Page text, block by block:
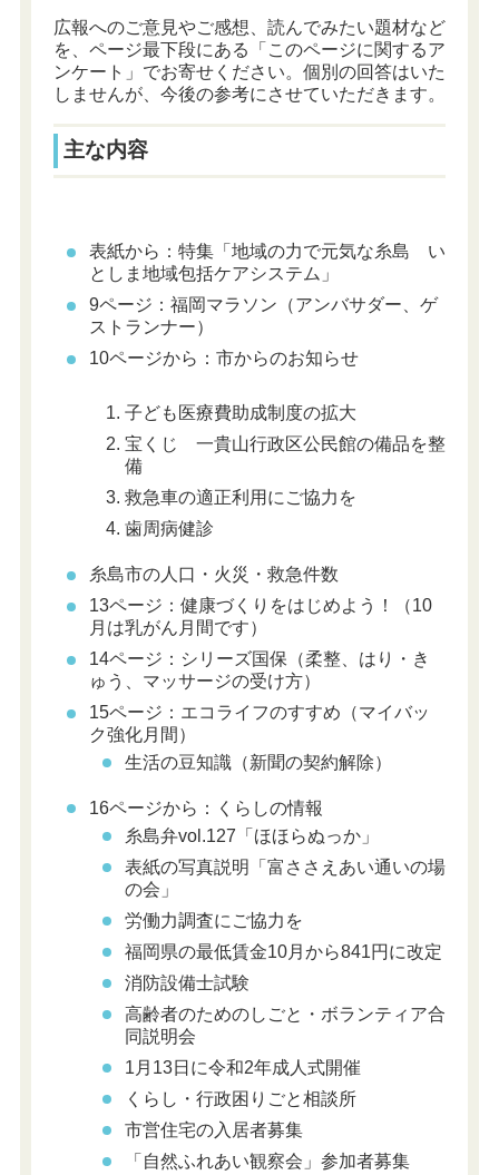
広報へのご意見やご感想、読んでみたい題材など
を、ページ最下段にある「このページに関するア
ンケート」でお寄せください。個別の回答はいた
しませんが、今後の参考にさせていただきます。
主な内容
表紙から：特集「地域の力で元気な糸島 い
としま地域包括ケアシステム」
9ページ：福岡マラソン（アンバサダー、ゲ
ストランナー）
10ページから：市からのお知らせ
子ども医療費助成制度の拡大
宝くじ 一貴山行政区公民館の備品を整
備
救急車の適正利用にご協力を
歯周病健診
糸島市の人口・火災・救急件数
13ページ：健康づくりをはじめよう！（10
月は乳がん月間です）
14ページ：シリーズ国保（柔整、はり・き
ゅう、マッサージの受け方）
15ページ：エコライフのすすめ（マイバッ
ク強化月間）
生活の豆知識（新聞の契約解除）
16ページから：くらしの情報
糸島弁vol.127「ほほらぬっか」
表紙の写真説明「富ささえあい通いの場
の会」
労働力調査にご協力を
福岡県の最低賃金10月から841円に改定
消防設備士試験
高齢者のためのしごと・ボランティア合
同説明会
1月13日に令和2年成人式開催
くらし・行政困りごと相談所
市営住宅の入居者募集
「自然ふれあい観察会」参加者募集